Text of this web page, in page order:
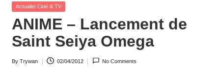
d
P
la
y.
Posted
Actualité Ciné & TV
ANIME – Lancement de
Saint Seiya Omega
Posted
By Trywan 02/04/2012 No Comments